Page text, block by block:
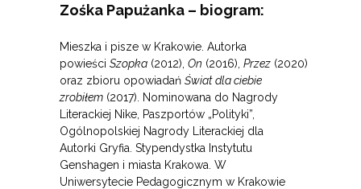
Zośka Papużanka – biogram:
Mieszka i pisze w Krakowie. Autorka
powieści Szopka (2012), On (2016), Przez (2020)
oraz zbioru opowiadań Świat dla ciebie
zrobiłem (2017). Nominowana do Nagrody
Literackiej Nike, Paszportów „Polityki”,
Ogólnopolskiej Nagrody Literackiej dla
Autorki Gryfia. Stypendystka Instytutu
Genshagen i miasta Krakowa. W
Uniwersytecie Pedagogicznym w Krakowie